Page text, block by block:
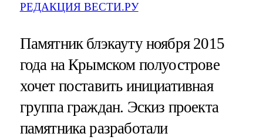
РЕДАКЦИЯ ВЕСТИ.РУ
Памятник блэкауту ноября 2015
года на Крымском полуострове
хочет поставить инициативная
группа граждан. Эскиз проекта
памятника разработали